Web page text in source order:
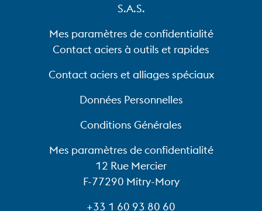
S.A.S.
Mes paramètres de confidentialité
Contact aciers à outils et rapides
Contact aciers et alliages spéciaux
Données Personnelles
Conditions Générales
Mes paramètres de confidentialité
12 Rue Mercier
F-77290 Mitry-Mory
+33 1 60 93 80 60